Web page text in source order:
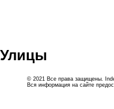
Улицы
© 2021 Все права защищены.
Вся информация на сайте